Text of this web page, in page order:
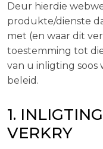
Deur hierdie
produkte/dienste
met (en waar dit
toestemming tot
van u inligting soos
beleid.
1.
VERKRY